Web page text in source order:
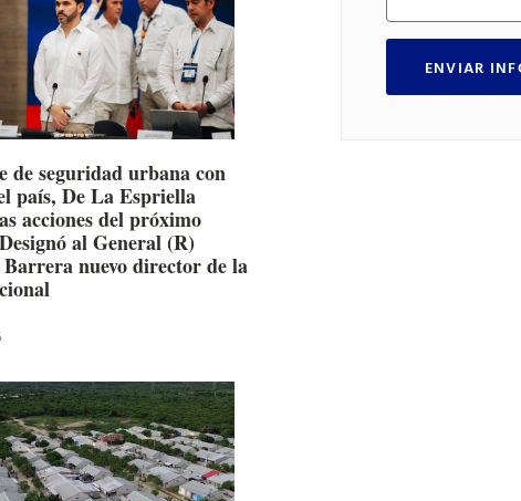
de seguridad urbana con
país, De La Espriella
acciones del próximo
al General (R)
nuevo director de la
ENVIAR